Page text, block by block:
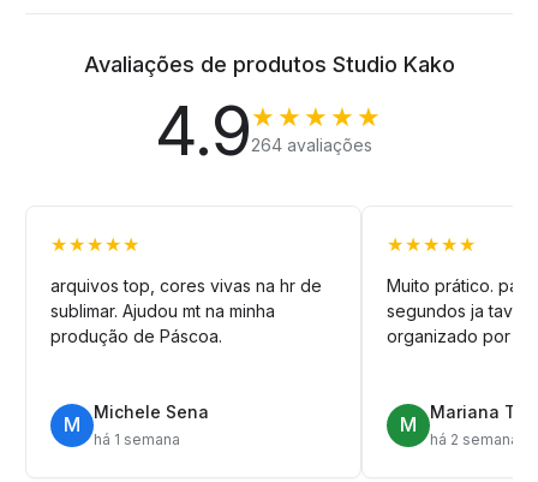
Avaliações de produtos Studio Kako
4.9★★★★★
264 avaliações
★★★★★
arquivos top, cores vivas na hr de
sublimar. Ajudou mt na minha
produção de Páscoa.
M
Michele Sena
há 1 semana
★★★★★
Muito prático.
segundos ja tava
organizado por
M
Mariana T.
há 2 semanas